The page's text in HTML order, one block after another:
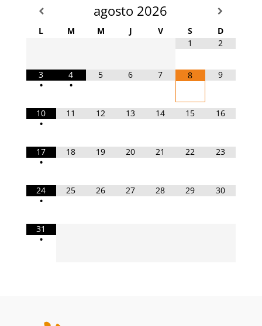
agosto 2026
L M M J V S
D
1
2
3
•
4
•
5 6 7 8 9
10
•
11 12 13 14 15 16
17
•
18 19 20 21 22 23
24
•
25 26 27 28 29 30
31
•